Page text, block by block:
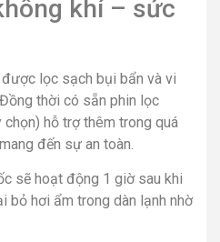
khí – sức
lọc sạch bụi bẩn và vi
thời có sẵn phin lọc
hỗ trợ thêm trong quá
đến sự an toàn.
sẽ hoạt động 1 giờ sau khi
bỏ hơi ẩm trong dàn lạnh nhờ